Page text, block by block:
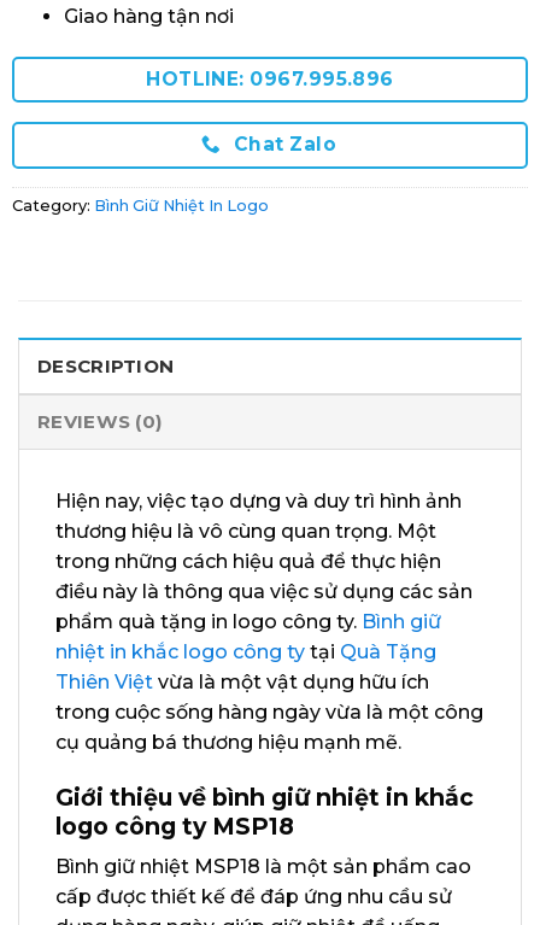
Giao hàng tận nơi
HOTLINE: 0967.995.896
Chat Zalo
Category: Bình Giữ Nhiệt In Logo
DESCRIPTION
REVIEWS (0)
Hiện nay, việc tạo dựng và duy trì hình ảnh
thương hiệu là vô cùng quan trọng. Một
trong những cách hiệu quả để thực hiện
điều này là thông qua việc sử dụng các sản
phẩm quà tặng in logo công ty. Bình giữ
nhiệt in khắc logo công ty tại Quà Tặng
Thiên Việt vừa là một vật dụng hữu ích
trong cuộc sống hàng ngày vừa là một công
cụ quảng bá thương hiệu mạnh mẽ.
Giới thiệu về bình giữ nhiệt in khắc
logo công ty MSP18
Bình giữ nhiệt MSP18 là một sản phẩm cao
cấp được thiết kế để đáp ứng nhu cầu sử